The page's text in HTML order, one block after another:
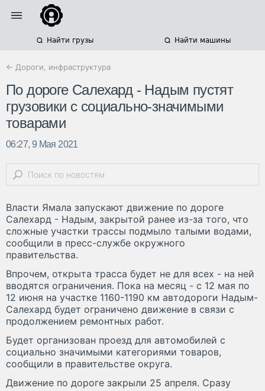
Найти грузы Найти машины
← Дороги, инфраструктура
По дороге Салехард - Надым пустят
грузовики с социально-значимыми
товарами
06:27, 9 Мая 2021
Власти Ямала запускают движение по дороге
Салехард - Надым, закрытой ранее из-за того, что
сложные участки трассы подмыло талыми водами,
сообщили в пресс-службе окружного
правительства.
Впрочем, открыта трасса будет не для всех - на ней
вводятся ограничения. Пока на месяц - с 12 мая по
12 июня на участке 1160-1190 км автодороги Надым-
Салехард будет ограничено движение в связи с
продолжением ремонтных работ.
Будет организован проезд для автомобилей с
социально значимыми категориями товаров,
сообщили в правительстве округа.
Движение по дороге закрыли 25 апреля. Сразу